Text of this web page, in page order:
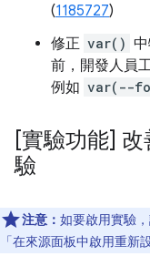
(1185727)
修正 var()
前，開發人員
例如 var(--
[實驗功能]
驗
注意： 如要啟用實驗
「在來源面板中啟用重新